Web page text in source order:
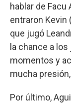
hablar de Facu
entraron Kevin
que jugó
la chance a
momentos y
mucha
Por último,